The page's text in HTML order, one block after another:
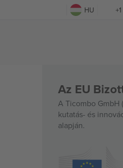
HU +1
Az EU
A Ticombo GmbH
kutatás- és
alapján.